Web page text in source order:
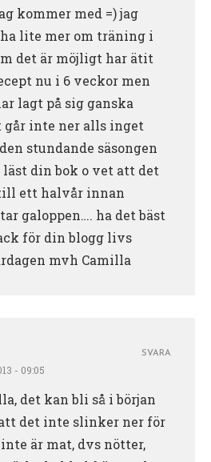
kommer med =) jag
lite mer om träning i
det är möjligt har ätit
nu i 6 veckor men
lagt på sig ganska
inte ner alls inget
stundande säsongen
läst din bok o vet att det
ett halvår innan
galoppen…. ha det bäst
för din blogg livs
mvh Camilla
- 09:05
det kan bli så i början
det inte slinker ner för
är mat, dvs nötter,
SVARA